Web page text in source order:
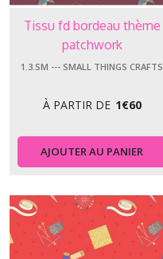
Tissu fd bordeau thème
patchwork
1.3.SM --- SMALL THINGS CRAFTS
À PARTIR DE 1€60
AJOUTER AU PANIER